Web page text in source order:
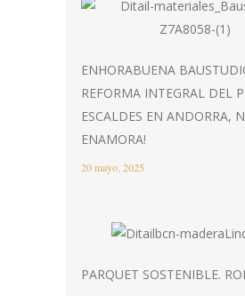
ENHORABUENA
REFORMA INTEGRAL DEL
ESCALDES EN ANDORRA,
ENAMORA!
20 mayo, 2025
PARQUET SOSTENIBLE.